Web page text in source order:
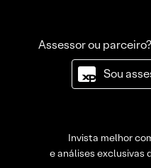
Assessor ou
Sou
Invista melhor
e análises exclusivas